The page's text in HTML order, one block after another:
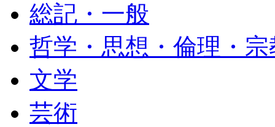
総記・一般
哲学・思想・倫理・宗
文学
芸術